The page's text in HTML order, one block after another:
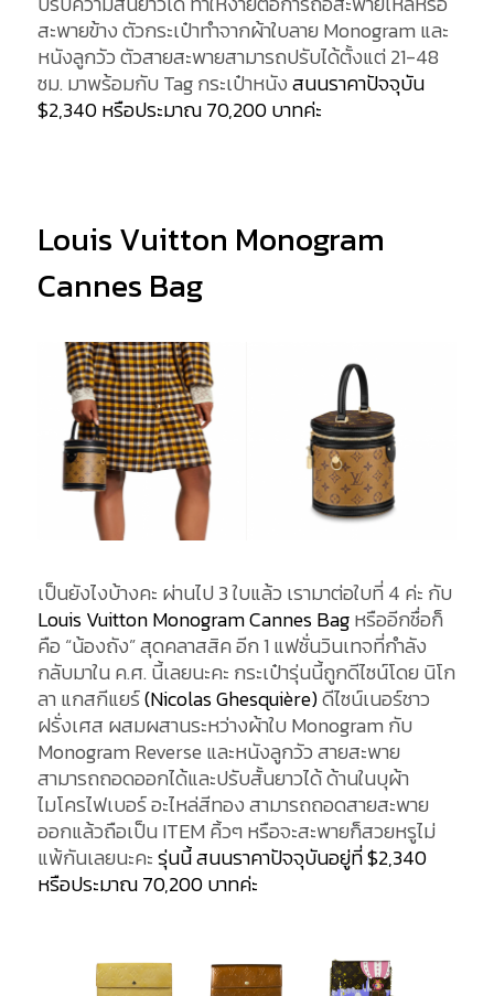
สะพายข้าง ตัวกระเป๋าทำจากผ้าใบลาย Monogram และ
หนังลูกวัว ตัวสายสะพายสามารถปรับได้ตั้งแต่ 21-48
ซม. มาพร้อมกับ Tag กระเป๋าหนังสนนราคาปัจจุบัน
$2,340 หรือประมาณ 70,200 บาทค่ะ
Louis Vuitton Monogram
Cannes Bag
เป็นยังไงบ้างคะ ผ่านไป 3 ใบแล้ว เรามาต่อใบที่ 4 ค่ะ กับ
Louis Vuitton Monogram Cannes Bagหรืออีกชื่อก็
คือ “น้องถัง” สุดคลาสสิค อีก 1 แฟชั่นวินเทจที่กำลัง
กลับมาใน ค.ศ. นี้เลยนะคะ กระเป๋ารุ่นนี้ถูกดีไซน์โดย นิโก
ลา แกสกีแยร์(Nicolas Ghesquière)ดีไซน์เนอร์ชาว
ฝรั่งเศส ผสมผสานระหว่างผ้าใบ Monogram กับ
Monogram Reverse และหนังลูกวัว สายสะพาย
สามารถถอดออกได้และปรับสั้นยาวได้ ด้านในบุผ้า
ไมโครไฟเบอร์ อะไหล่สีทอง สามารถถอดสายสะพาย
ออกแล้วถือเป็น ITEM คิ้วๆ หรือจะสะพายก็สวยหรูไม่
แพ้กันเลยนะคะรุ่นนี้ สนนราคาปัจจุบันอยู่ที่ $2,340
หรือประมาณ 70,200 บาทค่ะ